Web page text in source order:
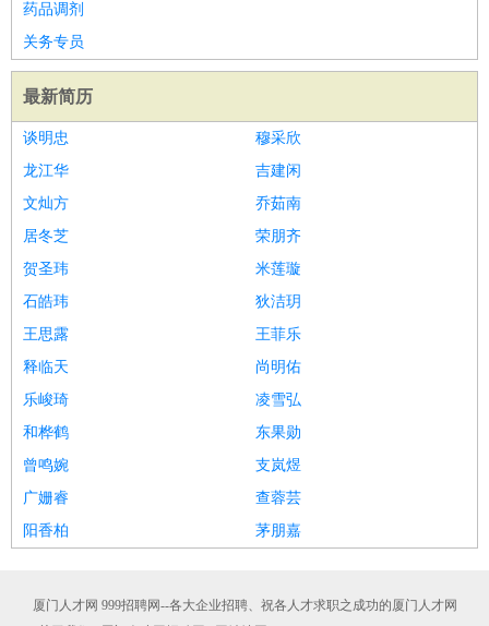
药品调剂
关务专员
最新简历
谈明忠
穆采欣
龙江华
吉建闲
文灿方
乔茹南
居冬芝
荣朋齐
贺圣玮
米莲璇
石皓玮
狄洁玥
王思露
王菲乐
释临天
尚明佑
乐峻琦
凌雪弘
和桦鹤
东果勋
曾鸣婉
支岚煜
广姗睿
查蓉芸
阳香柏
茅朋嘉
厦门人才网 999招聘网--各大企业招聘、祝各人才求职之成功的厦门人才网